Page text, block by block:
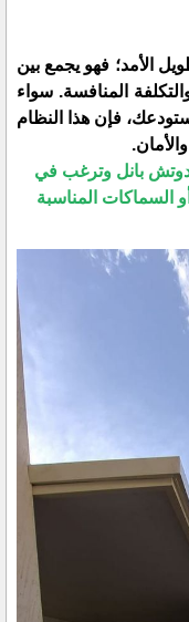
الأمد؛ فهو يجمع بين
المنافسة. سواء
فإن هذا النظام
بانل وترغب في
السماكات المناسبة